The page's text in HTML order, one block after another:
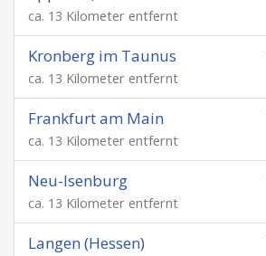
ca. 13 Kilometer entfernt
Kronberg im Taunus
ca. 13 Kilometer entfernt
Frankfurt am Main
ca. 13 Kilometer entfernt
Neu-Isenburg
ca. 13 Kilometer entfernt
Langen (Hessen)